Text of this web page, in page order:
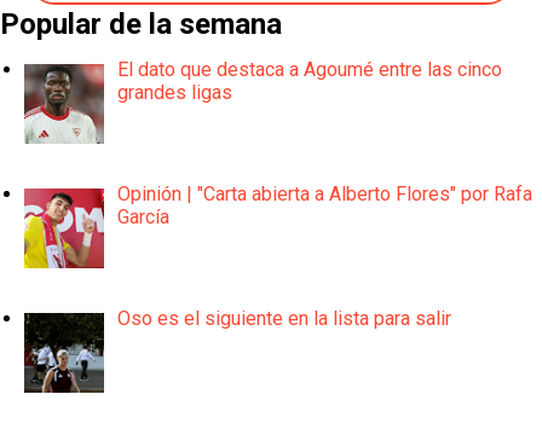
Popular de la semana
El dato que destaca a Agoumé entre las cinco
grandes ligas
Opinión | "Carta abierta a Alberto Flores" por Rafa
García
Oso es el siguiente en la lista para salir